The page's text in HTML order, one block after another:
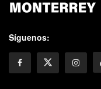
Síguenos: